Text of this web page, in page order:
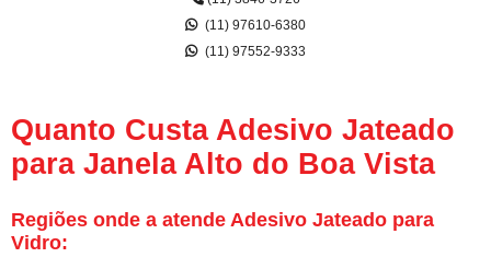
(11) 97610-6380
(11) 97552-9333
Quanto Custa Adesivo Jateado
para Janela Alto do Boa Vista
Regiões onde a atende Adesivo Jateado para
Vidro: